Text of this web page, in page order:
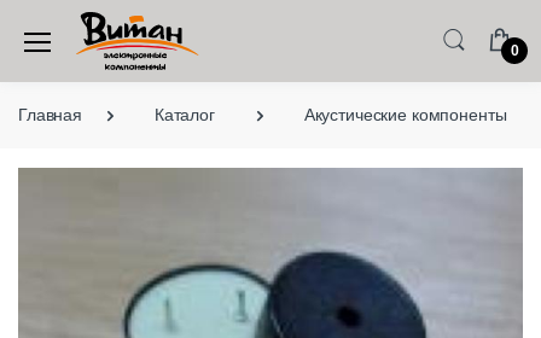
0
Главная Каталог Акустические компоненты